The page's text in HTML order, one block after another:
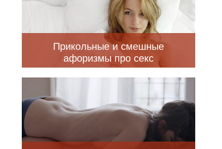
Прикольные и смешные
афоризмы про секс